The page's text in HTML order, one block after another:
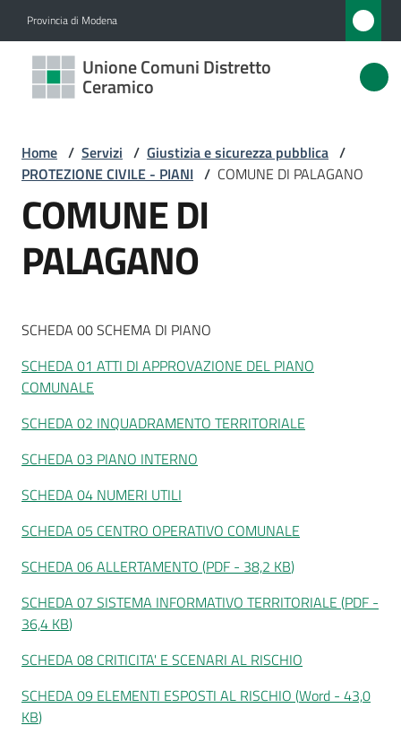
Provincia di Modena
Unione Comuni Distretto
Ceramico
Unione
Comuni
Ceramico
Amministrazione
Novità
Menu selezionato
Vivere
l'Unione
Tutti
gli
argomenti...
Seguici
Home / Servizi / Giustizia e sicurezza pubblica /
PROTEZIONE CIVILE - PIANI / COMUNE DI PALAGANO
COMUNE DI
PALAGANO
SCHEDA 00 SCHEMA DI PIANO
SCHEDA 01 ATTI DI APPROVAZIONE DEL PIANO
COMUNALE
SCHEDA 02 INQUADRAMENTO TERRITORIALE
SCHEDA 03 PIANO INTERNO
SCHEDA 04 NUMERI UTILI
SCHEDA 05 CENTRO OPERATIVO COMUNALE
SCHEDA 06 ALLERTAMENTO (PDF - 38,2 KB)
SCHEDA 07 SISTEMA INFORMATIVO TERRITORIALE (PDF -
36,4 KB)
SCHEDA 08 CRITICITA' E SCENARI AL RISCHIO
SCHEDA 09 ELEMENTI ESPOSTI AL RISCHIO (Word - 43,0
KB)